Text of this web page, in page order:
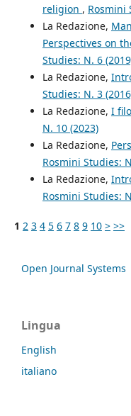
religion , Rosmini
La Redazione,
Perspectives on
Studies: N. 6
La Redazione,
Studies: N. 3
La Redazione, I
N. 10 (2023)
La Redazione,
Rosmini Studies:
La Redazione,
Rosmini Studies:
1 2 3 4 5 6 7 8 9 10 > >>
Open Journal Systems
Lingua
English
italiano